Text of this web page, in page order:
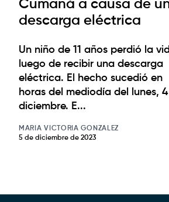
Cumaná a causa de
descarga eléctrica
Un niño de 11 años perdió la
luego de recibir una descarga
eléctrica. El hecho sucedió en
horas del mediodía del lunes,
diciembre. E...
MARIA VICTORIA GONZALEZ
5 de diciembre de 2023